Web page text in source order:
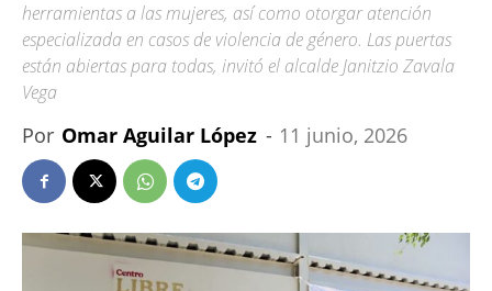
herramientas a las mujeres, así como otorgar atención
especializada en casos de violencia de género. Las puertas
están abiertas para todas, invitó el alcalde Janitzio Zavala
Vega
Por Omar Aguilar López - 11 junio, 2026